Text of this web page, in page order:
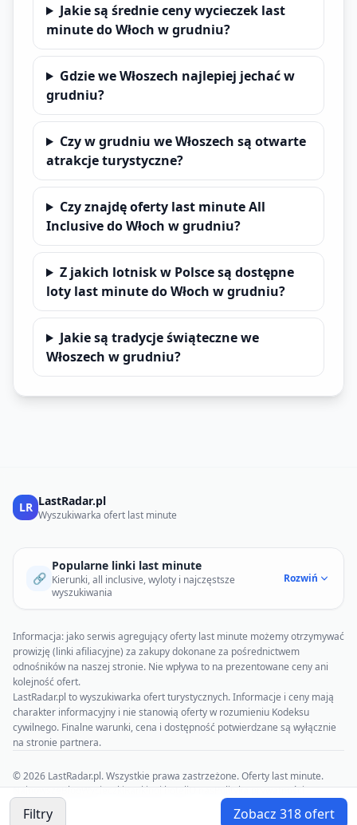
Jakie są średnie ceny wycieczek last
minute do Włoch w grudniu?
Gdzie we Włoszech najlepiej jechać w
grudniu?
Czy w grudniu we Włoszech są otwarte
atrakcje turystyczne?
Czy znajdę oferty last minute All
Inclusive do Włoch w grudniu?
Z jakich lotnisk w Polsce są dostępne
loty last minute do Włoch w grudniu?
Jakie są tradycje świąteczne we
Włoszech w grudniu?
Filtry Zobacz 318 ofert
LR LastRadar.pl
Wyszukiwarka ofert last minute
🔗
Popularne linki last minute
Kierunki, all inclusive, wyloty i najczęstsze
wyszukiwania
Rozwiń
Informacja: jako serwis agregujący oferty last minute możemy otrzymywać
prowizję (linki afiliacyjne) za zakupy dokonane za pośrednictwem
odnośników na naszej stronie. Nie wpływa to na prezentowane ceny ani
kolejność ofert.
LastRadar.pl to wyszukiwarka ofert turystycznych. Informacje i ceny mają
charakter informacyjny i nie stanowią oferty w rozumieniu Kodeksu
cywilnego. Finalne warunki, cena i dostępność potwierdzane są wyłącznie
na stronie partnera.
© 2026 LastRadar.pl. Wszystkie prawa zastrzeżone. Oferty last minute.
NajnowszeBlogWycieczkiRankingi hoteliO nasPolityka prywatności
Regulamin